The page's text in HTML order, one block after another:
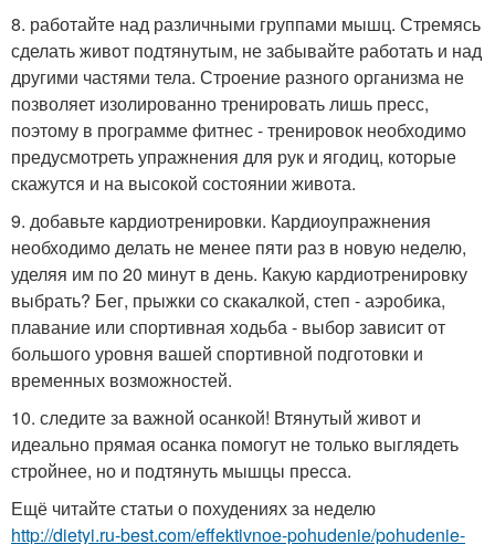
8. работайте над различными группами мышц. Стремясь
сделать живот подтянутым, не забывайте работать и над
другими частями тела. Строение разного организма не
позволяет изолированно тренировать лишь пресс,
поэтому в программе фитнес - тренировок необходимо
предусмотреть упражнения для рук и ягодиц, которые
скажутся и на высокой состоянии живота.
9. добавьте кардиотренировки. Кардиоупражнения
необходимо делать не менее пяти раз в новую неделю,
уделяя им по 20 минут в день. Какую кардиотренировку
выбрать? Бег, прыжки со скакалкой, степ - аэробика,
плавание или спортивная ходьба - выбор зависит от
большого уровня вашей спортивной подготовки и
временных возможностей.
10. следите за важной осанкой! Втянутый живот и
идеально прямая осанка помогут не только выглядеть
стройнее, но и подтянуть мышцы пресса.
Ещё читайте статьи о похудениях за неделю
http://dietyi.ru-best.com/effektivnoe-pohudenie/pohudenie-